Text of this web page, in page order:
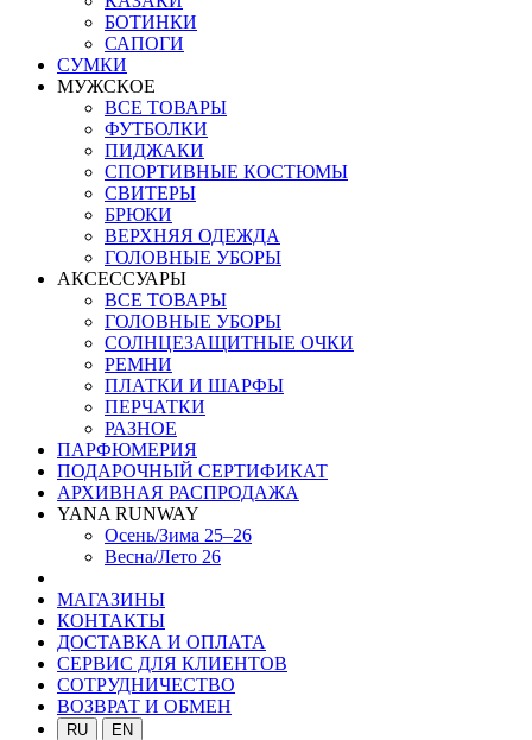
БОТИНКИ
САПОГИ
СУМКИ
МУЖСКОЕ
ВСЕ ТОВАРЫ
ФУТБОЛКИ
ПИДЖАКИ
СПОРТИВНЫЕ КОСТЮМЫ
СВИТЕРЫ
БРЮКИ
ВЕРХНЯЯ ОДЕЖДА
ГОЛОВНЫЕ УБОРЫ
АКСЕССУАРЫ
ВСЕ ТОВАРЫ
ГОЛОВНЫЕ УБОРЫ
СОЛНЦЕЗАЩИТНЫЕ ОЧКИ
РЕМНИ
ПЛАТКИ И ШАРФЫ
ПЕРЧАТКИ
РАЗНОЕ
ПАРФЮМЕРИЯ
ПОДАРОЧНЫЙ СЕРТИФИКАТ
АРХИВНАЯ РАСПРОДАЖА
YANA RUNWAY
Осень/Зима 25–26
Весна/Лето 26
МАГАЗИНЫ
КОНТАКТЫ
ДОСТАВКА И ОПЛАТА
СЕРВИС ДЛЯ КЛИЕНТОВ
СОТРУДНИЧЕСТВО
ВОЗВРАТ И ОБМЕН
RU EN